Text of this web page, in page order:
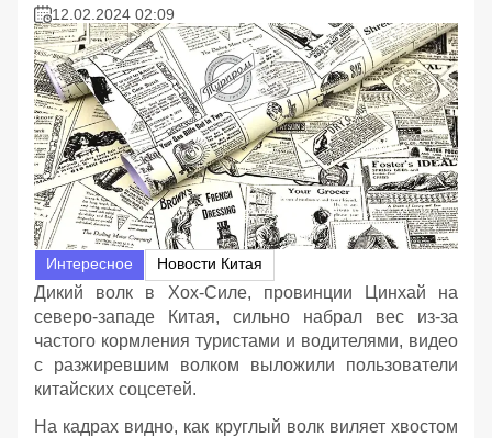
12.02.2024 02:09
Интересное Новости Китая
Дикий волк в Хох-Силе, провинции Цинхай на
северо-западе Китая, сильно набрал вес из-за
частого кормления туристами и водителями, видео
с разжиревшим волком выложили пользователи
китайских соцсетей.
На кадрах видно, как круглый волк виляет хвостом